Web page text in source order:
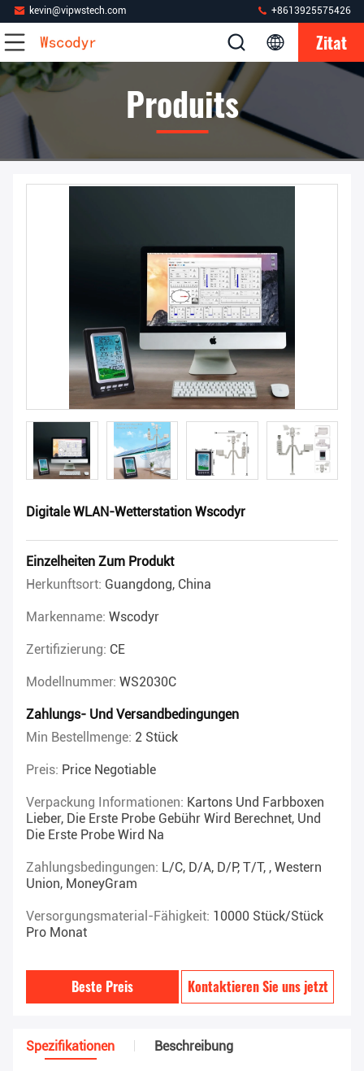
kevin@vipwstech.com +8613925575426
Zitat
Produits
Digitale WLAN-Wetterstation Wscodyr
Einzelheiten Zum Produkt
Herkunftsort: Guangdong, China
Markenname: Wscodyr
Zertifizierung: CE
Modellnummer: WS2030C
Zahlungs- Und Versandbedingungen
Min Bestellmenge: 2 Stück
Preis: Price Negotiable
Verpackung Informationen: Kartons Und Farbboxen
Lieber, Die Erste Probe Gebühr Wird Berechnet, Und
Die Erste Probe Wird Na
Zahlungsbedingungen: L/C, D/A, D/P, T/T, , Western
Union, MoneyGram
Versorgungsmaterial-Fähigkeit: 10000 Stück/Stück
Pro Monat
Beste Preis Kontaktieren Sie uns jetzt
Spezifikationen Beschreibung